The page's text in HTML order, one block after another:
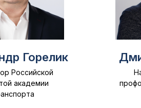
Горелик
Российской
академии